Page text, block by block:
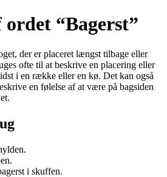
“Bagerst”
der er placeret længst tilbage eller
ofte til at beskrive en placering eller
i en række eller en kø. Det kan også
en følelse af at være på bagsiden
i skuffen.